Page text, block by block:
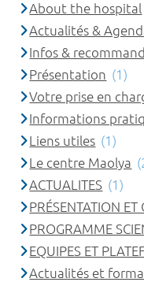
About the hospital
Actualités &
Infos &
Présentation (1)
Votre prise en
Informations
Liens utiles (1)
Le centre Maolya
ACTUALITES (1)
PRÉSENTATION ET
PROGRAMME
EQUIPES ET
Actualités et